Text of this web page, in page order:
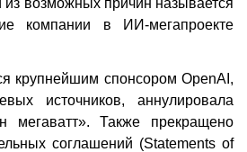
компании в ИИ-мегапроекте
крупнейшим спонсором OpenAI,
источников, аннулировала
мегаватт». Также прекращено
соглашений (Statements of